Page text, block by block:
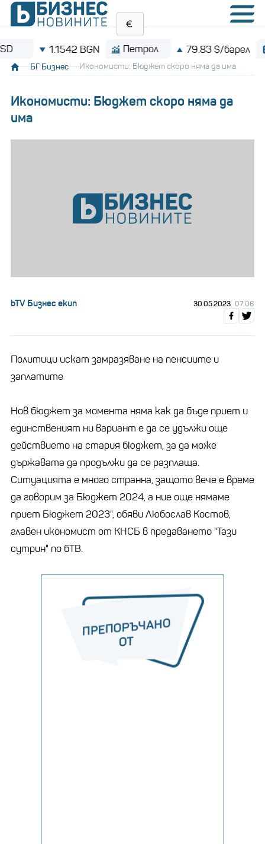
1.1542 BGN Петрол 79.83 $/барел
БГ Бизнес Икономисти: Бюджет скоро няма да има
Икономисти: Бюджет скоро няма да
има
bTV Бизнес екип 30.05.2023 07:06
Политици искат замразяване на пенсиите и
заплатите
Нов бюджет за момента няма как да бъде приет и
единственият ни вариант е да се удължи още
действието на стария бюджет, за да може
държавата да продължи да се разплаща.
Ситуацията е много странна, защото вече е време
да говорим за Бюджет 2024, а ние още нямаме
приет Бюджет 2023", обяви Любослав Костов,
главен икономист от КНСБ в предаването "Тази
сутрин" по бТВ.